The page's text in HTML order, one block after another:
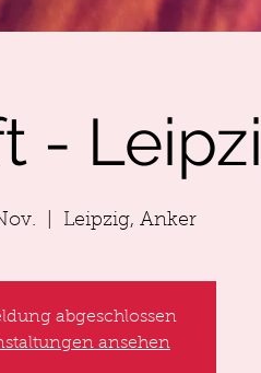
-
Leipzig, Anker
abgeschlossen
ansehen